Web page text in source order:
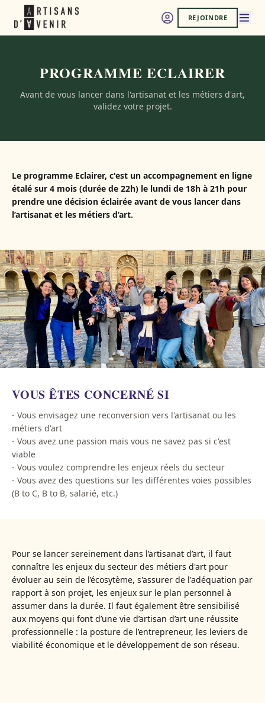
REJOINDRE
PROGRAMME ECLAIRER
Avant de vous lancer dans l'artisanat et les métiers d'art,
validez votre projet.
Le programme Eclairer, c'est un accompagnement en ligne
étalé sur 4 mois (durée de 22h) le lundi de 18h à 21h pour
prendre une décision éclairée avant de vous lancer dans
l’artisanat et les métiers d’art.
VOUS ÊTES CONCERNÉ SI
- Vous envisagez une reconversion vers l'artisanat ou les
métiers d'art
- Vous avez une passion mais vous ne savez pas si c'est
viable
- Vous voulez comprendre les enjeux réels du secteur
- Vous avez des questions sur les différentes voies possibles
(B to C, B to B, salarié, etc.)
Pour se lancer sereinement dans l’artisanat d’art, il faut
connaître les enjeux du secteur des métiers d'art pour
évoluer au sein de l’écosytème, s'assurer de l'adéquation par
rapport à son projet, les enjeux sur le plan personnel à
assumer dans la durée. Il faut également être sensibilisé
aux moyens qui font d’une vie d’artisan d’art une réussite
professionnelle : la posture de l’entrepreneur, les leviers de
viabilité économique et le développement de son réseau.